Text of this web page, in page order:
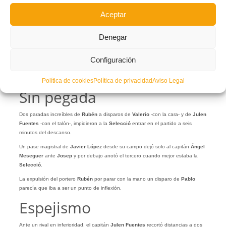
Aceptar
Denegar
Configuración
Política de cookiesPolítica de privacidadAviso Legal
Sin pegada
Dos paradas increíbles de Rubéna disparos de Valerio-con la cara- y de Julen
Fuentes -con el talón-, impidieron a la Seleccióentrar en el partido a seis
minutos del descanso.
Un pase magistral de Javier Lópezdesde su campo dejó solo al capitán Ángel
Meseguerante Josepy por debajo anotó el tercero cuando mejor estaba la
Selecció.
La expulsión del portero Rubénpor parar con la mano un disparo de Pablo
parecía que iba a ser un punto de inflexión.
Espejismo
Ante un rival en inferioridad, el capitán Julen Fuentes recortó distancias a dos